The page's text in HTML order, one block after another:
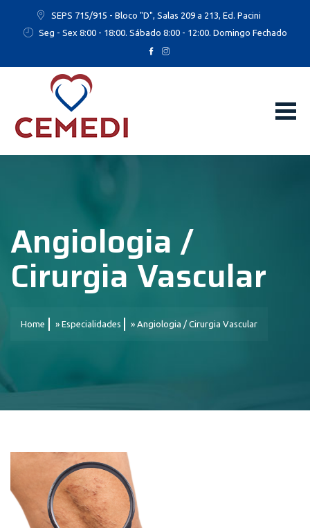
SEPS 715/915 - Bloco "D", Salas 209 a 213, Ed. Pacini
Seg - Sex 8:00 - 18:00. Sábado 8:00 - 12:00. Domingo Fechado
Angiologia /
Cirurgia Vascular
Home » Especialidades » Angiologia / Cirurgia Vascular